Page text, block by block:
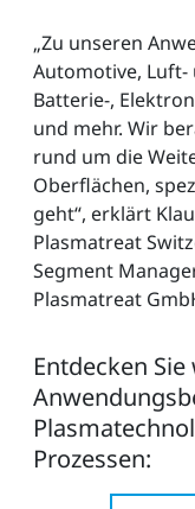
„Zu unseren
Automotive, Luft-
Batterie-,
und mehr. Wir
rund um die
Oberflächen,
geht“, erklärt
Plasmatreat
Segment
Plasmatreat
Entdecken
Prozessen: